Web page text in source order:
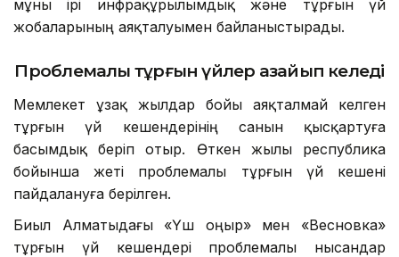
мұны ірі инфрақұрылымдық және тұрғын үй
жобаларының аяқталуымен байланыстырады.
Проблемалы тұрғын үйлер азайып келеді
Мемлекет ұзақ жылдар бойы аяқталмай келген
тұрғын үй кешендерінің санын қысқартуға
басымдық беріп отыр. Өткен жылы республика
бойынша жеті проблемалы тұрғын үй кешені
пайдалануға берілген.
Биыл Алматыдағы «Үш Қоңыр» мен «Весновка»
тұрғын үй кешендері проблемалы нысандар